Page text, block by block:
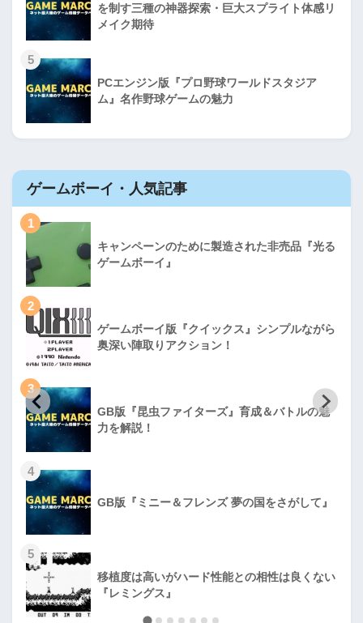
を制す三種の神器探索・巨大スプライト体感リ
メイク期待
5
PCエンジン版『プロ野球ワールドスタジア
ム』名作野球ゲームの魅力
ゲームボーイ・人気記事
1
キャンペーンのために製造された非売品『光る
ゲームボーイ』
2
ゲームボーイ版『クイックス』シンプルながら
奥深い陣取りアクション！
3
GB版『昆虫ファイターズ』育成＆バトルの魅
力を解説！
4
GB版『ミニー＆フレンズ 夢の国をさがして』
5
移植度は高いがハード性能との相性は良くない
『レミングス』